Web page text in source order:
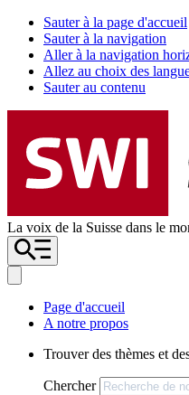
Sauter à la page d'accueil
Sauter à la navigation
Aller à la navigation
Allez au choix des
Sauter au contenu
La voix de la Suisse dans le
Page d'accueil
A notre propos
Trouver des thèmes et
Chercher